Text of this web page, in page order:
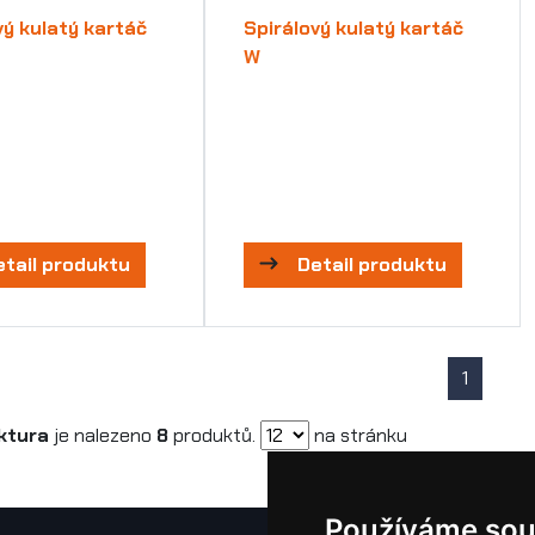
kulatý kartáč
produktu
Spirálový kulatý kartáč
W
Detail produktu
1
je nalezeno 8produktů. na stránku